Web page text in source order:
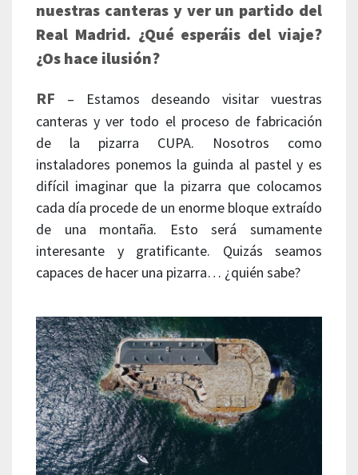
nuestras canteras y ver un partido del
Real Madrid. ¿Qué esperáis del viaje?
¿Os hace ilusión?
RF – Estamos deseando visitar vuestras
canteras y ver todo el proceso de fabricación
de la pizarra CUPA. Nosotros como
instaladores ponemos la guinda al pastel y es
difícil imaginar que la pizarra que colocamos
cada día procede de un enorme bloque extraído
de una montaña. Esto será sumamente
interesante y gratificante. Quizás seamos
capaces de hacer una pizarra… ¿quién sabe?